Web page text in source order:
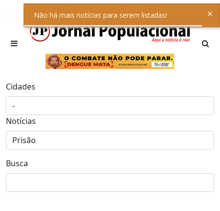
Cidades
Notícias
Busca
Não há mais notícias para serem listadas! ×